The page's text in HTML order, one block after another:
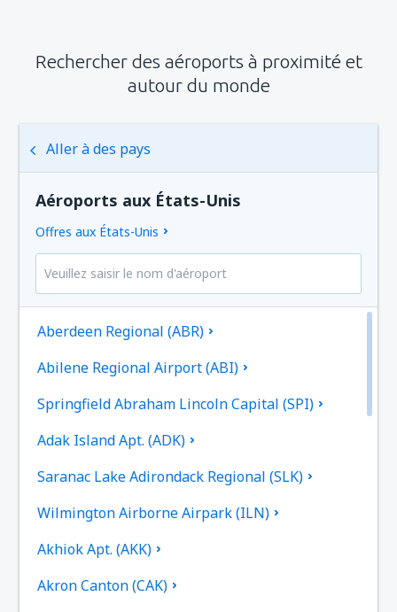
Rechercher des aéroports à proximité et
autour du monde
Aller à des pays
Aéroports aux États-Unis
Offres aux États-Unis
Aberdeen Regional (ABR)
Abilene Regional Airport (ABI)
Springfield Abraham Lincoln Capital (SPI)
Adak Island Apt. (ADK)
Saranac Lake Adirondack Regional (SLK)
Wilmington Airborne Airpark (ILN)
Akhiok Apt. (AKK)
Akron Canton (CAK)